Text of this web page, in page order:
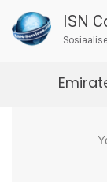
content
ISN